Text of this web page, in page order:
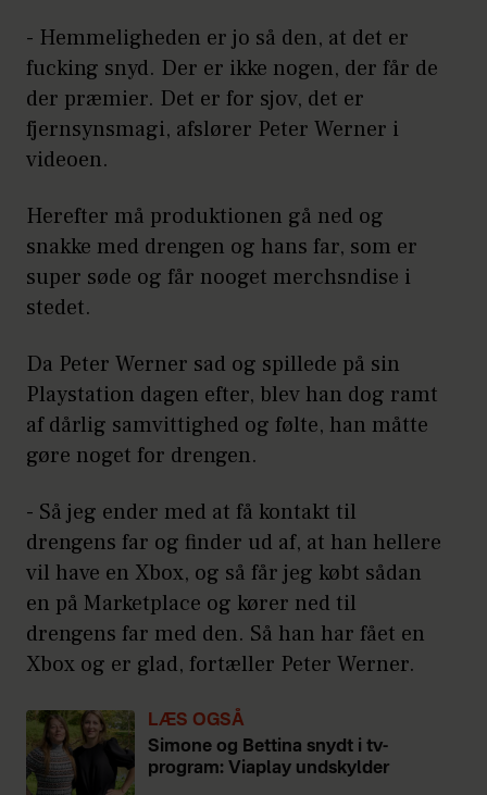
- Hemmeligheden er jo så den, at det er
fucking snyd. Der er ikke nogen, der får de
der præmier. Det er for sjov, det er
fjernsynsmagi, afslører Peter Werner i
videoen.
Herefter må produktionen gå ned og
snakke med drengen og hans far, som er
super søde og får nooget merchsndise i
stedet.
Da Peter Werner sad og spillede på sin
Playstation dagen efter, blev han dog ramt
af dårlig samvittighed og følte, han måtte
gøre noget for drengen.
- Så jeg ender med at få kontakt til
drengens far og finder ud af, at han hellere
vil have en Xbox, og så får jeg købt sådan
en på Marketplace og kører ned til
drengens far med den. Så han har fået en
Xbox og er glad, fortæller Peter Werner.
LÆS OGSÅ
Simone og Bettina snydt i tv-
program: Viaplay undskylder